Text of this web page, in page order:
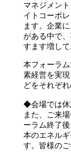
マネジメン
イトコーポ
ます。企業
がある中で
すます増して
本フォーラ
素経営を実
どをそれぞ
◆会場では休
また、ご来
ーラム終了
本のエネル
す。皆様の